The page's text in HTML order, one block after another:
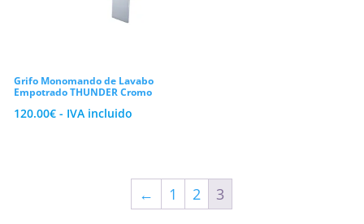
goteos constantes. También incluimos
agradable y reducen notablemente el
consumo mensual en tu hogar.
premium para tu reforma
Cada zona de aguas requiere un tipo de
Grifo Monomando de Lavabo
Empotrado THUNDER Cromo
120.00€ - IVA incluido
← 1 2 3